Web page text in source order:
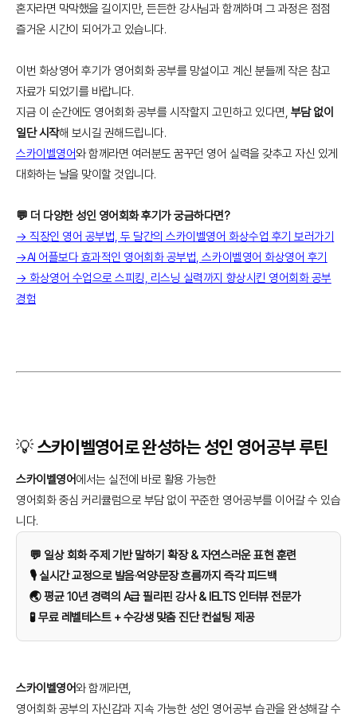
혼자라면 막막했을 길이지만, 든든한 강사님과 함께하며 그 과정은 점점
즐거운 시간이 되어가고 있습니다.
이번 화상영어 후기가 영어회화 공부를 망설이고 계신 분들께 작은 참고
자료가 되었기를 바랍니다.
지금 이 순간에도 영어회화 공부를 시작할지 고민하고 있다면, 부담 없이
일단 시작해 보시길 권해드립니다.
스카이벨영어와 함께라면 여러분도 꿈꾸던 영어 실력을 갖추고 자신 있게
대화하는 날을 맞이할 것입니다.
💬 더 다양한 성인 영어회화 후기가 궁금하다면?
→ 직장인 영어 공부법, 두 달간의 스카이벨영어 화상수업 후기 보러가기
→AI 어플보다 효과적인 영어회화 공부법, 스카이벨영어 화상영어 후기
→ 화상영어 수업으로 스피킹, 리스닝 실력까지 향상시킨 영어회화 공부
경험
💡 스카이벨영어로 완성하는 성인 영어공부 루틴
스카이벨영어에서는 실전에 바로 활용 가능한
영어회화 중심 커리큘럼으로 부담 없이 꾸준한 영어공부를 이어갈 수 있습
니다.
💬 일상 회화 주제 기반 말하기 확장 & 자연스러운 표현 훈련
🎙️ 실시간 교정으로 발음·억양·문장 흐름까지 즉각 피드백
🌏 평균 10년 경력의 A급 필리핀 강사 & IELTS 인터뷰 전문가
🧪 무료 레벨테스트 + 수강생 맞춤 진단 컨설팅 제공
스카이벨영어와 함께라면,
영어회화 공부의 자신감과 지속 가능한 성인 영어공부 습관을 완성해갈 수